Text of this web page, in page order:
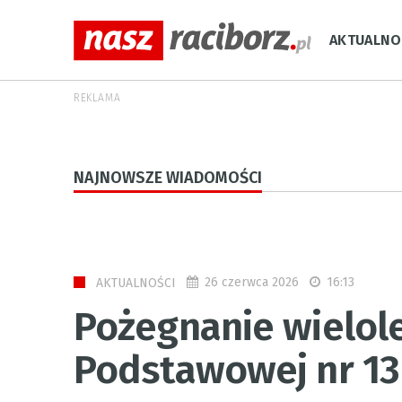
REKLAMA
NAJNOWSZE WIADOMOŚCI
AKTUALNOŚCI 26 czerwca 2026 16:13
Pożegnanie
Podstawowej nr